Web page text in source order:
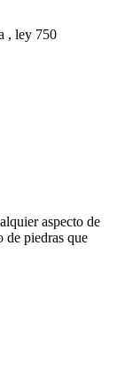
, ley 750
aspecto de
de piedras que